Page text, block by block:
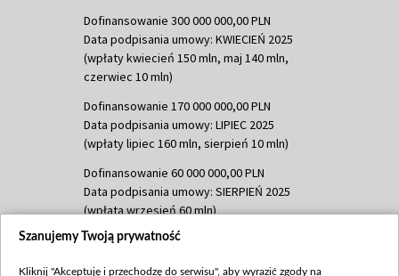
Dofinansowanie 300 000 000,00 PLN
Data podpisania umowy: KWIECIEŃ 2025
(wpłaty kwiecień 150 mln, maj 140 mln,
czerwiec 10 mln)
Dofinansowanie 170 000 000,00 PLN
Data podpisania umowy: LIPIEC 2025
(wpłaty lipiec 160 mln, sierpień 10 mln)
Dofinansowanie 60 000 000,00 PLN
Data podpisania umowy: SIERPIEŃ 2025
(wpłata wrzesień 60 mln)
Dofinansowanie 635 783 051,21 PLN
Szanujemy Twoją prywatność
Kliknij "Akceptuję i przechodzę do serwisu", aby wyrazić zgody na